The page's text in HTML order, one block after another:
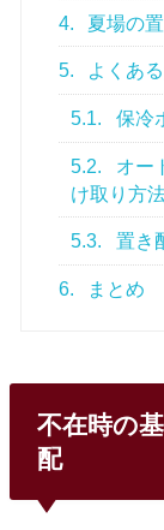
4. 夏場の
5. よくあ
5.1. 保冷
5.2.
オー
け取り方
5.3. 置き
6. まとめ
不在時の
配